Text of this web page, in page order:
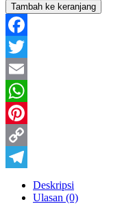
Tambah ke keranjang
Facebook
Twitter
Email
WhatsApp
Pinterest
Copy
Telegram
Deskripsi
Ulasan (0)